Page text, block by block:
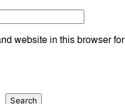
website in this browser
Search